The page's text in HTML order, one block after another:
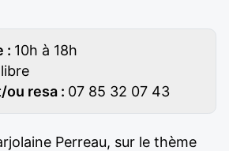
: 10h à 18h
ou resa : 07 85 32 07 43
Perreau, sur le thème